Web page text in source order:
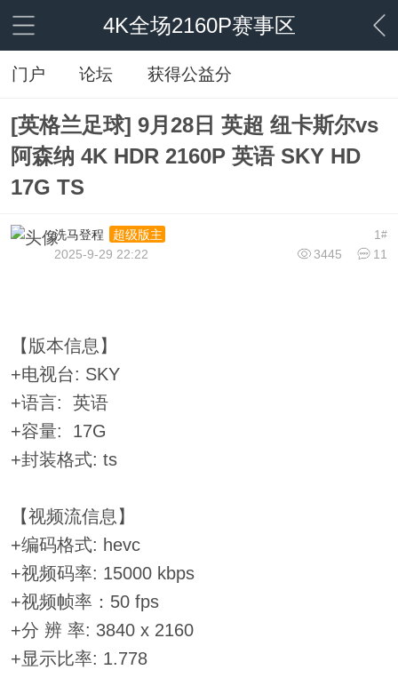
4K全场2160P赛事区
门户 论坛 获得公益分
[英格兰足球] 9月28日 英超 纽卡斯尔vs
阿森纳 4K HDR 2160P 英语 SKY HD
17G TS
1#
洗马登程
超级版主
3445
11
2025-9-29 22:22
【版本信息】
+电视台: SKY
+语言: 英语
+容量: 17G
+封装格式: ts
【视频流信息】
+编码格式: hevc
+视频码率: 15000 kbps
+视频帧率：50 fps
+分 辨 率: 3840 x 2160
+显示比率: 1.778